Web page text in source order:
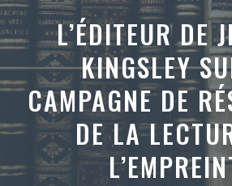
L’ÉDITEUR DE
KINGSLEY
CAMPAGNE DE
DE LA